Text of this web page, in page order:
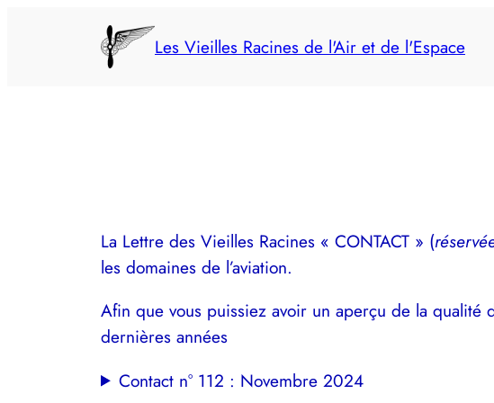
Les Vieilles Racines de l'Air et de l'Espace
La Lettre des Vieilles Racines « CONTACT » (
les domaines de l’aviation.
Afin que vous puissiez avoir un aperçu de la qualité
dernières années
Contact n° 112 : Novembre 2024